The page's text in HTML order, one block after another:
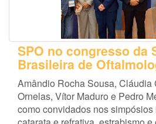
SPO no congresso da
Brasileira de
Amândio Rocha Sousa, Cláudia
Ornelas, Vítor Maduro e Pedro
como convidados nos